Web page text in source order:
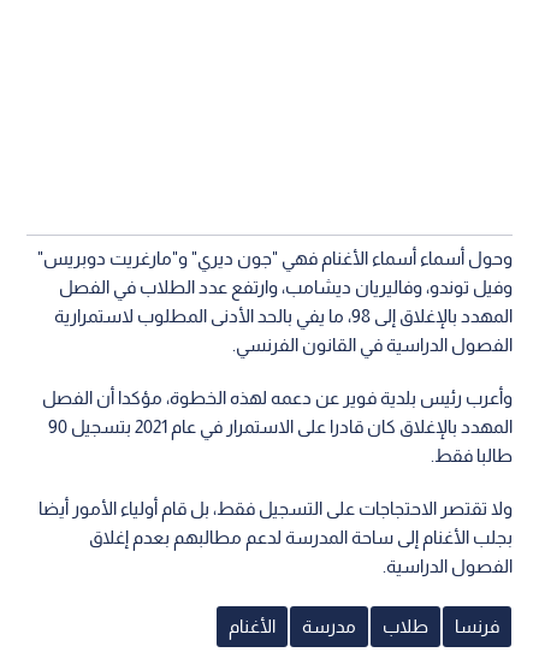
وحول أسماء أسماء الأغنام فهي "جون ديري" و"مارغريت دوبريس"
وفيل توندو، وفاليريان ديشامب، وارتفع عدد الطلاب في الفصل
المهدد بالإغلاق إلى 98، ما يفي بالحد الأدنى المطلوب لاستمرارية
الفصول الدراسية في القانون الفرنسي.
وأعرب رئيس بلدية فوير عن دعمه لهذه الخطوة، مؤكدا أن الفصل
المهدد بالإغلاق كان قادرا على الاستمرار في عام 2021 بتسجيل 90
طالبا فقط.
ولا تقتصر الاحتجاجات على التسجيل فقط، بل قام أولياء الأمور أيضا
بجلب الأغنام إلى ساحة المدرسة لدعم مطالبهم بعدم إغلاق
الفصول الدراسية.
فرنسا طلاب مدرسة الأغنام